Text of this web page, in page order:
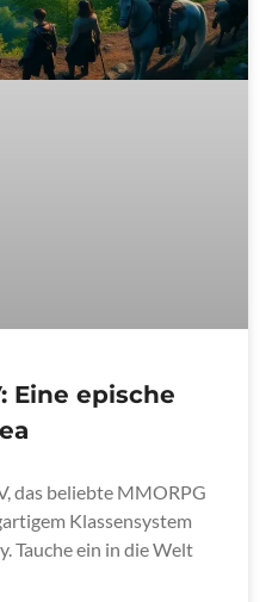
Eine epische
das beliebte MMORPG
Klassensystem
Tauche ein in die Welt